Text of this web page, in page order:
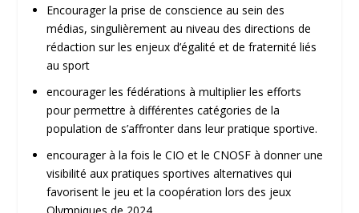
Encourager la prise de conscience au sein des
médias, singulièrement au niveau des directions de
rédaction sur les enjeux d’égalité et de fraternité liés
au sport
encourager les fédérations à multiplier les efforts
pour permettre à différentes catégories de la
population de s’affronter dans leur pratique sportive.
encourager à la fois le CIO et le CNOSF à donner une
visibilité aux pratiques sportives alternatives qui
favorisent le jeu et la coopération lors des jeux